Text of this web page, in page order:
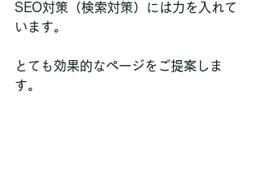
SEO対策（検索対策）には力を入れて
います。
とても効果的なページをご提案しま
す。